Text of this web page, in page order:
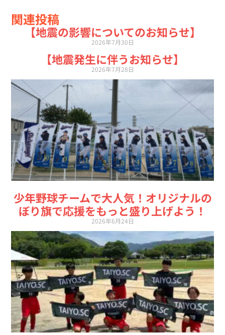
関連投稿
【地震の影響についてのお知らせ】
2026年7月30日
【地震発生に伴うお知らせ】
2026年7月28日
少年野球チームで大人気！オリジナルの
ぼり旗で応援をもっと盛り上げよう！
2026年6月24日